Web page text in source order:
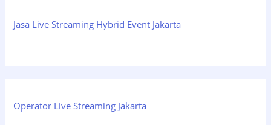
Jasa Live Streaming Hybrid Event Jakarta
Operator Live Streaming Jakarta